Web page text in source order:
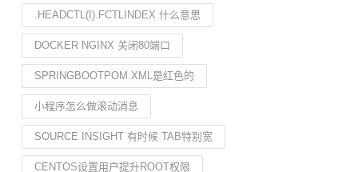
.HEADCTL(I).FCTLINDEX 什么意思
DOCKER NGINX 关闭80端口
SPRINGBOOTPOM.XML是红色的
小程序怎么做滚动消息
SOURCE INSIGHT 有时候 TAB特别宽
CENTOS设置用户提升ROOT权限